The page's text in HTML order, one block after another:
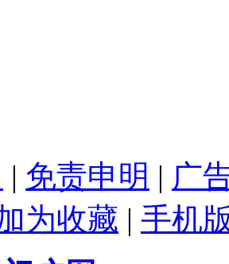
| 免责申明 | 广
为收藏 | 手机